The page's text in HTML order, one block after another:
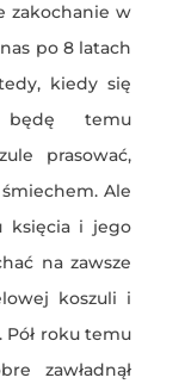
zakochanie w
po 8 latach
kiedy się
będę temu
prasować,
Ale
księcia i jego
na zawsze
koszuli i
roku temu
zawładnął